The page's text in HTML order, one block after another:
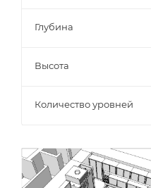
Глубина
Высота
Количество уровней